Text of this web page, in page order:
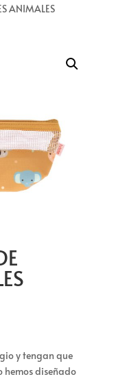
ANIMALES
y tengan que
hemos diseñado